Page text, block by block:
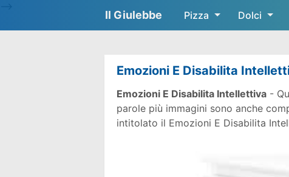
Il Giulebbe Pizza Dolci
Emozioni E Disabilita
Emozioni E Disabilita Intellettiva -
parole più immagini sono anche
intitolato il Emozioni E Disabilita